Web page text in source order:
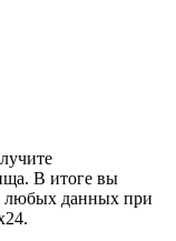
В итоге вы
любых данных при